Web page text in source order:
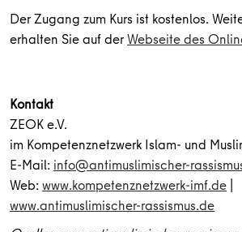
Der Zugang zum Kurs ist kostenlos.
erhalten Sie auf derWebseite des
Kontakt
ZEOK e.V.
im Kompetenznetzwerk Islam- und
E-Mail: info@antimuslimischer-
Web:www.kompetenznetzwerk-imf.de |
www.antimuslimischer-rassismus.de